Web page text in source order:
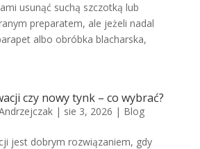
usunąć suchą szczotką lub
preparatem, ale jeżeli nadal
albo obróbka blacharska,
czy nowy tynk – co wybrać?
| sie 3, 2026 | Blog
jest dobrym rozwiązaniem, gdy